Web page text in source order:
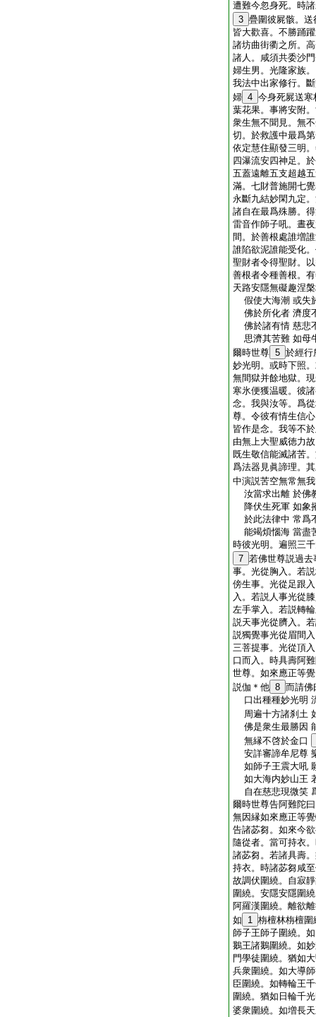
遭難今忽身死。時
3 疊圍彼屍骸。
皆大歡喜。不勝踊
諸坊曲街衢之所。
諸人。咸須共委沙
婦生男。光隆家族
我法中出家修行。
婦 4 今身死屍送寒
葉花果。事將安附
衆生無不聞見。無
切。於救護中最爲
依定慧住顯發三明
四瀑流安四神足。
五蓋遠離五支超越
滿。七財普施開七
永斷九結妙閑九定
諸自在最爲殊勝。
雷音作師子吼。晝
間。於善根處誰増
誰陷欲泥誰能受化
聖財者令得聖財。
善根者令種善根。
天路安隱無礙趣涅
假使大海潮 或失
佛於所化者 濟度
佛於諸有情 慈悲
思濟其苦難 如母
爾時世尊 5 於經行
妙光明。或時下照
無間獄并餘地獄。
寒氷便獲温暖。彼
念。我與汝等。爲
尊。令彼有情生信
皆作是念。我等不
由無上大聖威徳力
既生敬信能滅諸苦
爲法器見眞諦理。
中演説苦空無常無
汝當求出離 於佛
降伏生死軍 如象
於此法律中 常爲
能竭煩惱海 當盡
時彼光明。遍照三
7 若佛世尊説過
事。光從胸入。若
傍生事。光從足跟
入。若説人事光從
左手掌入。若説轉
説天事光從臍入。
説獨覺事光從眉間
三菩提事。光從頂
口而入。時具壽阿
世尊。如來應正等
説伽＊他 8 而請佛
口出種種妙光明
周遍十方諸刹土
佛是衆生最勝因
無縁不啓於金口
安詳審諦牟尼尊
如師子王震大吼
如大海内妙山王
自在慈悲現微笑
爾時世尊告阿難陀
無因縁如來應正等
告諸苾芻。如來今
隨從者。當可持衣
諸苾芻。若諸具壽
持衣。時諸苾芻咸
故調伏圍繞。自寂
圍繞。安隱安隱圍
阿羅漢圍繞。離欲
如
1 栴檀林栴檀圍
師子王師子圍繞。
鵝王諸鵝圍繞。如
門學徒圍繞。猶如
兵衆圍繞。如大導
臣圍繞。如轉輪王
圍繞。猶如日輪千
婆衆圍繞。如増長